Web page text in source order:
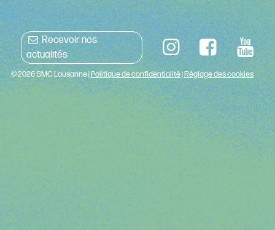
Recevoir nos
actualités
© 2026 SMC Lausanne |Politique de confidentialité|Réglage des cookies